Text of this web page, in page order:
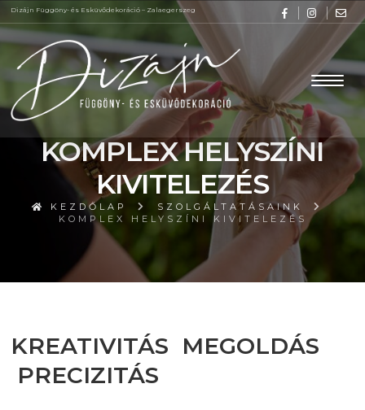
Dizájn Függöny- és Esküvődekoráció – Zalaegerszeg
KOMPLEX HELYSZÍNI
KIVITELEZÉS
KEZDŐLAP
SZOLGÁLTATÁSAINK
KOMPLEX HELYSZÍNI KIVITELEZÉS
KREATIVITÁS MEGOLDÁS
PRECIZITÁS